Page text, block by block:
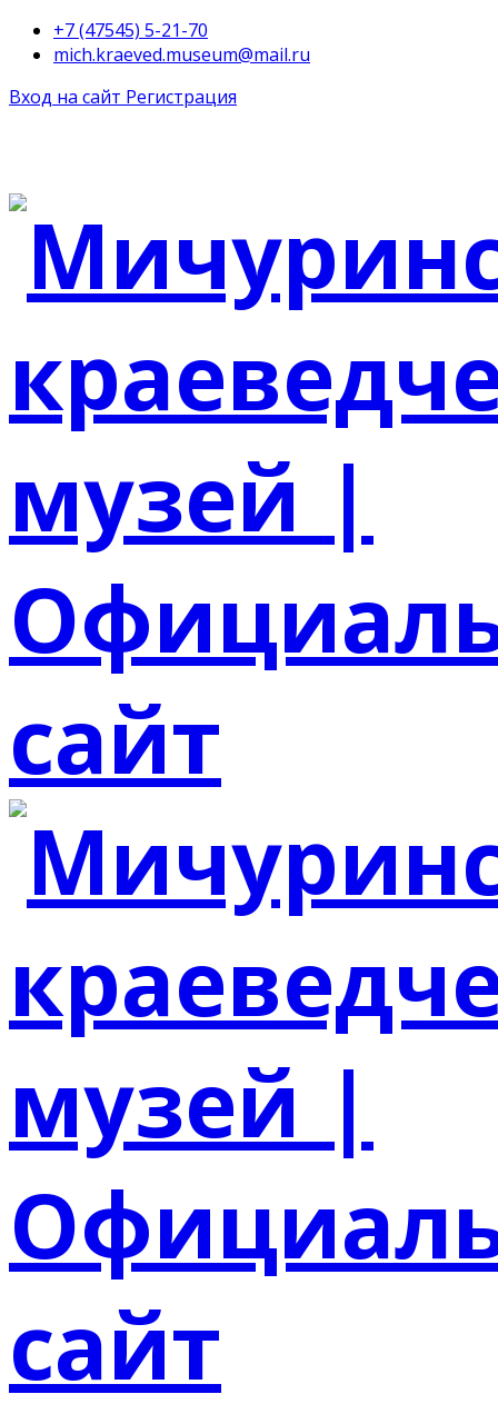
+7 (47545) 5-21-70
mich.kraeved.museum@mail.ru
Вход на сайт Регистрация